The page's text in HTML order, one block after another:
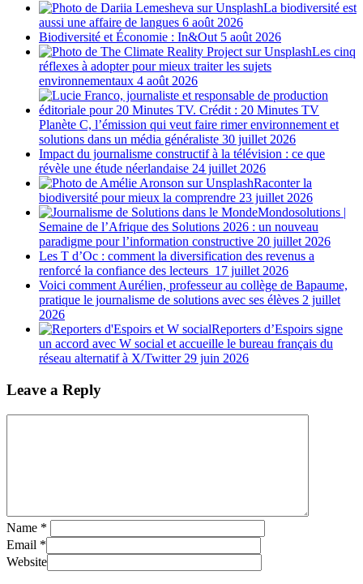
La biodiversité est
aussi une affaire de langues 6 août 2026
Biodiversité et Économie : In&Out 5 août 2026
Les cinq
réflexes à adopter pour mieux traiter les sujets
environnementaux 4 août 2026
Planète C, l’émission qui veut faire rimer environnement et
solutions dans un média généraliste 30 juillet 2026
Impact du journalisme constructif à la télévision : ce que
révèle une étude néerlandaise 24 juillet 2026
Raconter la
biodiversité pour mieux la comprendre 23 juillet 2026
Mondosolutions |
Semaine de l’Afrique des Solutions 2026 : un nouveau
paradigme pour l’information constructive 20 juillet 2026
Les T d’Oc : comment la diversification des revenus a
renforcé la confiance des lecteurs 17 juillet 2026
Voici comment Aurélien, professeur au collège de Bapaume,
pratique le journalisme de solutions avec ses élèves 2 juillet
2026
Reporters d’Espoirs signe
un accord avec W social et accueille le bureau français du
réseau alternatif à X/Twitter 29 juin 2026
Leave a Reply
Name *
Email *
Website